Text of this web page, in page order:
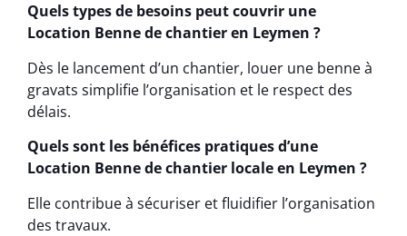
Quels types de besoins peut couvrir une
Location Benne de chantier en Leymen ?
Dès le lancement d’un chantier, louer une benne à
gravats simplifie l’organisation et le respect des
délais.
Quels sont les bénéfices pratiques d’une
Location Benne de chantier locale en Leymen ?
Elle contribue à sécuriser et fluidifier l’organisation
des travaux.